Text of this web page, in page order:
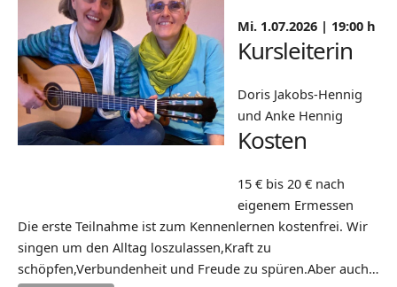
Mi. 1.07.2026 | 19:00 h
Kursleiterin
Doris Jakobs-Hennig
und Anke Hennig
Kosten
15 € bis 20 € nach
eigenem Ermessen
Die erste Teilnahme ist zum Kennenlernen kostenfrei. Wir
singen um den Alltag loszulassen,Kraft zu
schöpfen,Verbundenheit und Freude zu spüren.Aber auch…